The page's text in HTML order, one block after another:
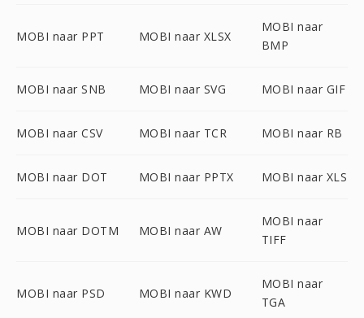
MOBI naar PPT MOBI naar XLSX
MOBI naar
BMP
MOBI naar SNB MOBI naar SVG MOBI naar GIF
MOBI naar CSV MOBI naar TCR MOBI naar RB
MOBI naar DOT MOBI naar PPTX MOBI naar XLS
MOBI naar DOTM MOBI naar AW
MOBI naar
TIFF
MOBI naar PSD MOBI naar KWD
MOBI naar
TGA